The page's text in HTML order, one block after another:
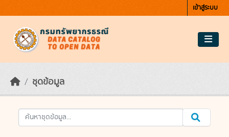
เข้าสู่ระบบ
ชุดข้อมูล